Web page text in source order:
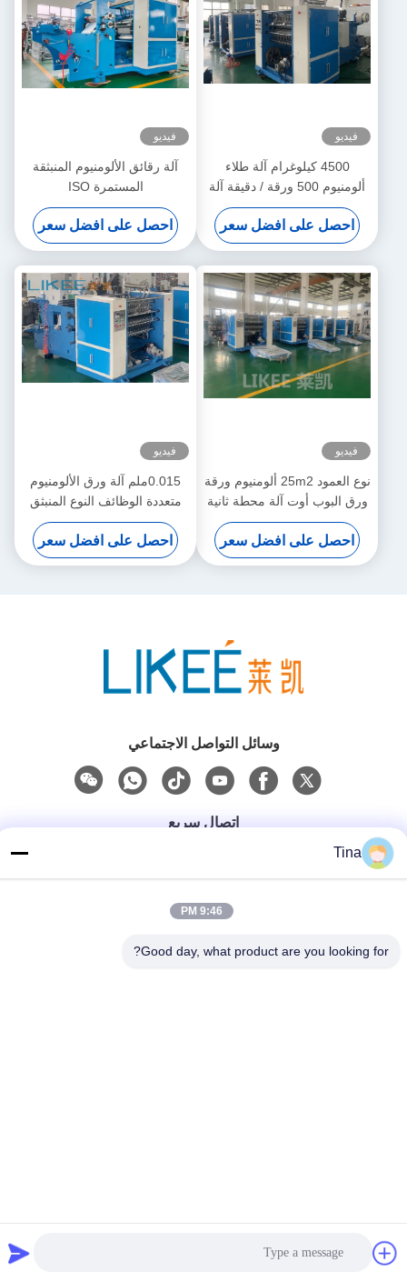
فيديو
4500 كيلوغرام آلة طلاء
ألومنيوم 500 ورقة / دقيقة آلة
قطع ورقة
احصل على افضل سعر
فيديو
آلة رقائق الألومنيوم المنبثقة
المستمرة ISO
5000x2000x1700mm
احصل على افضل سعر
فيديو
نوع العمود 25m2 ألومنيوم ورقة
ورق البوب أوت آلة محطة ثانية
إعادة التلف
احصل على افضل سعر
فيديو
0.015ملم آلة ورق الألومنيوم
متعددة الوظائف النوع المنبثق
احصل على افضل سعر
وسائل التواصل الاجتماعي
اتصال سريع
هاتف
tina@likee.com.cn
Tina
9:46 PM
Good day, what product are you looking for?